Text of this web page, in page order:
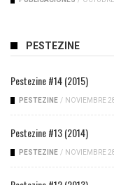
PESTEZINE
Pestezine #14 (2015)
PESTEZINE / NOVIEMBRE
Pestezine #13 (2014)
PESTEZINE / NOVIEMBRE